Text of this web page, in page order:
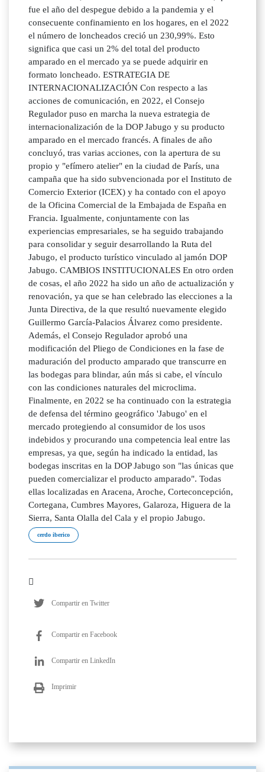
fue el año del despegue debido a la pandemia y el
consecuente confinamiento en los hogares, en el 2022
el número de loncheados creció un 230,99%. Esto
significa que casi un 2% del total del producto
amparado en el mercado ya se puede adquirir en
formato loncheado. ESTRATEGIA DE
INTERNACIONALIZACIÓN Con respecto a las
acciones de comunicación, en 2022, el Consejo
Regulador puso en marcha la nueva estrategia de
internacionalización de la DOP Jabugo y su producto
amparado en el mercado francés. A finales de año
concluyó, tras varias acciones, con la apertura de su
propio y "efímero atelier" en la ciudad de París, una
campaña que ha sido subvencionada por el Instituto de
Comercio Exterior (ICEX) y ha contado con el apoyo
de la Oficina Comercial de la Embajada de España en
Francia. Igualmente, conjuntamente con las
experiencias empresariales, se ha seguido trabajando
para consolidar y seguir desarrollando la Ruta del
Jabugo, el producto turístico vinculado al jamón DOP
Jabugo. CAMBIOS INSTITUCIONALES En otro orden
de cosas, el año 2022 ha sido un año de actualización y
renovación, ya que se han celebrado las elecciones a la
Junta Directiva, de la que resultó nuevamente elegido
Guillermo García-Palacios Álvarez como presidente.
Además, el Consejo Regulador aprobó una
modificación del Pliego de Condiciones en la fase de
maduración del producto amparado que transcurre en
las bodegas para blindar, aún más si cabe, el vínculo
con las condiciones naturales del microclima.
Finalmente, en 2022 se ha continuado con la estrategia
de defensa del término geográfico 'Jabugo' en el
mercado protegiendo al consumidor de los usos
indebidos y procurando una competencia leal entre las
empresas, ya que, según ha indicado la entidad, las
bodegas inscritas en la DOP Jabugo son "las únicas que
pueden comercializar el producto amparado". Todas
ellas localizadas en Aracena, Aroche, Corteconcepción,
Cortegana, Cumbres Mayores, Galaroza, Higuera de la
Sierra, Santa Olalla del Cala y el propio Jabugo.
cerdo iberico
Compartir en Twitter
Compartir en Facebook
Compartir en LinkedIn
Imprimir